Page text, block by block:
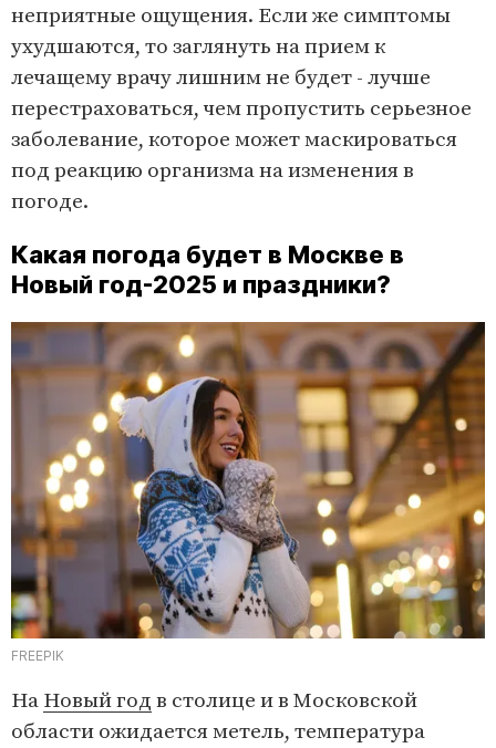
неприятные ощущения. Если же симптомы
ухудшаются, то заглянуть на прием к
лечащему врачу лишним не будет - лучше
перестраховаться, чем пропустить серьезное
заболевание, которое может маскироваться
под реакцию организма на изменения в
погоде.
Какая погода будет в Москве в
Новый год-2025 и праздники?
FREEPIK
На Новый год в столице и в Московской
области ожидается метель, температура